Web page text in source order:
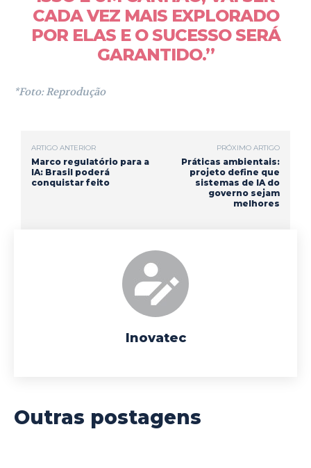
CADA VEZ MAIS EXPLORADO
POR ELAS E O SUCESSO SERÁ
GARANTIDO.”
*Foto: Reprodução
ARTIGO ANTERIOR
Marco regulatório para a
IA: Brasil poderá
conquistar feito
PRÓXIMO ARTIGO
Práticas ambientais:
projeto define que
sistemas de IA do
governo sejam
melhores
Inovatec
Outras postagens